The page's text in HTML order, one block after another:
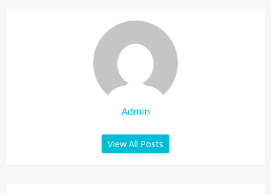
Admin
View All Posts